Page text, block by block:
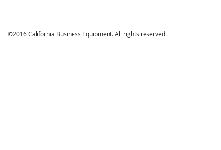
©2016 California Business Equipment. All rights reserved.